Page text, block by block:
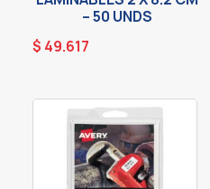
– 50 UNDS
$ 49.617